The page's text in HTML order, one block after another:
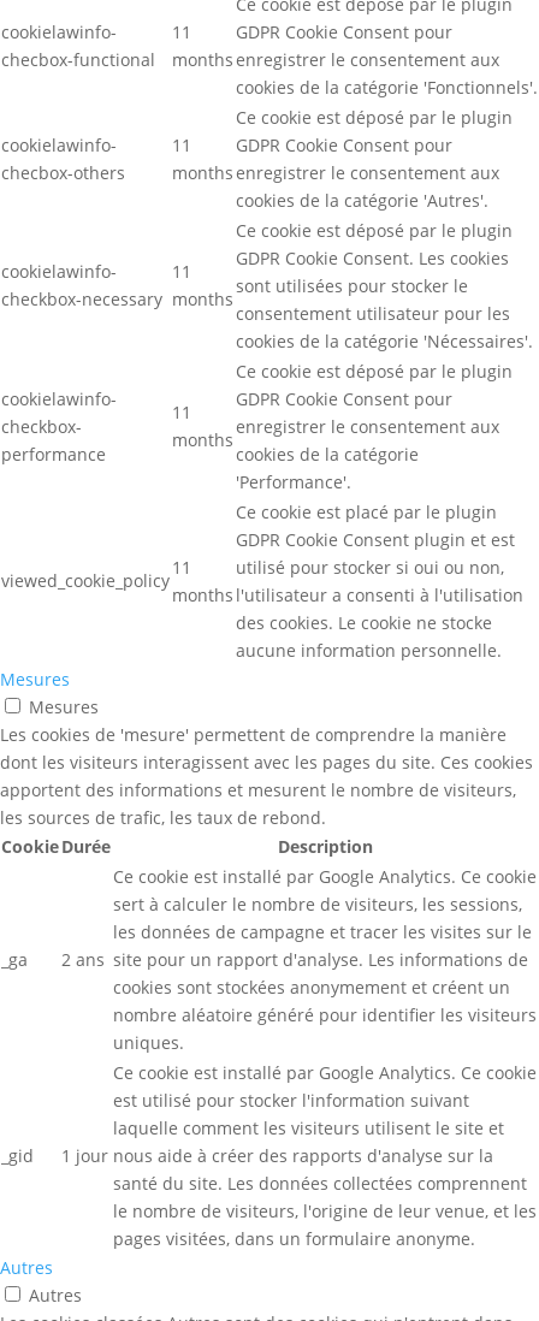
cookielawinfo-
checbox-functional
11
months
GDPR Cookie Consent pour
enregistrer le consentement aux
cookies de la catégorie 'Fonctionnels'.
cookielawinfo-
checbox-others
11
months
Ce cookie est déposé par le plugin
GDPR Cookie Consent pour
enregistrer le consentement aux
cookies de la catégorie 'Autres'.
cookielawinfo-
checkbox-necessary
11
months
Ce cookie est déposé par le plugin
GDPR Cookie Consent. Les cookies
sont utilisées pour stocker le
consentement utilisateur pour les
cookies de la catégorie 'Nécessaires'.
cookielawinfo-
checkbox-
performance
11
months
Ce cookie est déposé par le plugin
GDPR Cookie Consent pour
enregistrer le consentement aux
cookies de la catégorie
'Performance'.
viewed_cookie_policy
11
months
Ce cookie est placé par le plugin
GDPR Cookie Consent plugin et est
utilisé pour stocker si oui ou non,
l'utilisateur a consenti à l'utilisation
des cookies. Le cookie ne stocke
aucune information personnelle.
Mesures
Mesures
Les cookies de 'mesure' permettent de comprendre la manière
dont les visiteurs interagissent avec les pages du site. Ces cookies
apportent des informations et mesurent le nombre de visiteurs,
les sources de trafic, les taux de rebond.
CookieDurée Description
_ga 2 ans
Ce cookie est installé par Google Analytics. Ce cookie
sert à calculer le nombre de visiteurs, les sessions,
les données de campagne et tracer les visites sur le
site pour un rapport d'analyse. Les informations de
cookies sont stockées anonymement et créent un
nombre aléatoire généré pour identifier les visiteurs
uniques.
_gid 1 jour
Ce cookie est installé par Google Analytics. Ce cookie
est utilisé pour stocker l'information suivant
laquelle comment les visiteurs utilisent le site et
nous aide à créer des rapports d'analyse sur la
santé du site. Les données collectées comprennent
le nombre de visiteurs, l'origine de leur venue, et les
pages visitées, dans un formulaire anonyme.
Autres
Autres